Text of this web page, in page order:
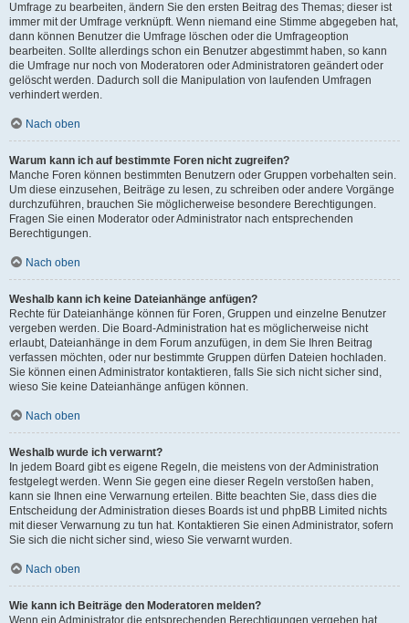
Umfrage zu bearbeiten, ändern Sie den ersten Beitrag des Themas; dieser ist
immer mit der Umfrage verknüpft. Wenn niemand eine Stimme abgegeben hat,
dann können Benutzer die Umfrage löschen oder die Umfrageoption
bearbeiten. Sollte allerdings schon ein Benutzer abgestimmt haben, so kann
die Umfrage nur noch von Moderatoren oder Administratoren geändert oder
gelöscht werden. Dadurch soll die Manipulation von laufenden Umfragen
verhindert werden.
Nach oben
Warum kann ich auf bestimmte Foren nicht zugreifen?
Manche Foren können bestimmten Benutzern oder Gruppen vorbehalten sein.
Um diese einzusehen, Beiträge zu lesen, zu schreiben oder andere Vorgänge
durchzuführen, brauchen Sie möglicherweise besondere Berechtigungen.
Fragen Sie einen Moderator oder Administrator nach entsprechenden
Berechtigungen.
Nach oben
Weshalb kann ich keine Dateianhänge anfügen?
Rechte für Dateianhänge können für Foren, Gruppen und einzelne Benutzer
vergeben werden. Die Board-Administration hat es möglicherweise nicht
erlaubt, Dateianhänge in dem Forum anzufügen, in dem Sie Ihren Beitrag
verfassen möchten, oder nur bestimmte Gruppen dürfen Dateien hochladen.
Sie können einen Administrator kontaktieren, falls Sie sich nicht sicher sind,
wieso Sie keine Dateianhänge anfügen können.
Nach oben
Weshalb wurde ich verwarnt?
In jedem Board gibt es eigene Regeln, die meistens von der Administration
festgelegt werden. Wenn Sie gegen eine dieser Regeln verstoßen haben,
kann sie Ihnen eine Verwarnung erteilen. Bitte beachten Sie, dass dies die
Entscheidung der Administration dieses Boards ist und phpBB Limited nichts
mit dieser Verwarnung zu tun hat. Kontaktieren Sie einen Administrator, sofern
Sie sich die nicht sicher sind, wieso Sie verwarnt wurden.
Nach oben
Wie kann ich Beiträge den Moderatoren melden?
Wenn ein Administrator die entsprechenden Berechtigungen vergeben hat,